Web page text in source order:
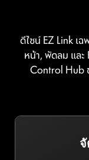
ดีไซน์ EZ Link เ
หน้า, พัดลม และ
Control Hub